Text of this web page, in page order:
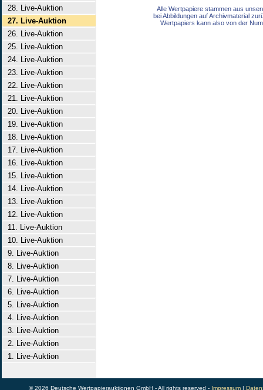
28. Live-Auktion
27. Live-Auktion
26. Live-Auktion
25. Live-Auktion
24. Live-Auktion
23. Live-Auktion
22. Live-Auktion
21. Live-Auktion
20. Live-Auktion
19. Live-Auktion
18. Live-Auktion
17. Live-Auktion
16. Live-Auktion
15. Live-Auktion
14. Live-Auktion
13. Live-Auktion
12. Live-Auktion
11. Live-Auktion
10. Live-Auktion
9. Live-Auktion
8. Live-Auktion
7. Live-Auktion
6. Live-Auktion
5. Live-Auktion
4. Live-Auktion
3. Live-Auktion
2. Live-Auktion
1. Live-Auktion
Alle Wertpapiere stammen aus
bei Abbildungen auf Archivmaterial
Wertpapiers kann also von der
© 2026 Deutsche Wertpapierauktionen GmbH - All rights reserved - Impressum|